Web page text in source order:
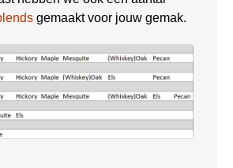
gemaakt voor jouw gemak.